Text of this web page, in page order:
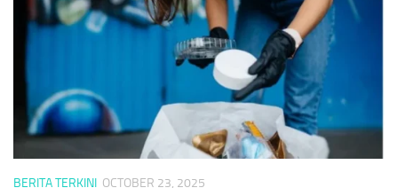
BERITA TERKINI OCTOBER 23, 2025